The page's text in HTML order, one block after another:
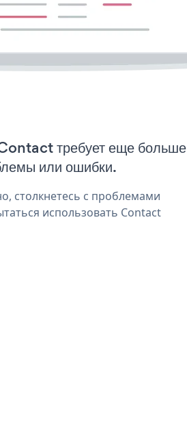
требует еще больше
или ошибки.
столкнетесь с проблемами
использовать Contact